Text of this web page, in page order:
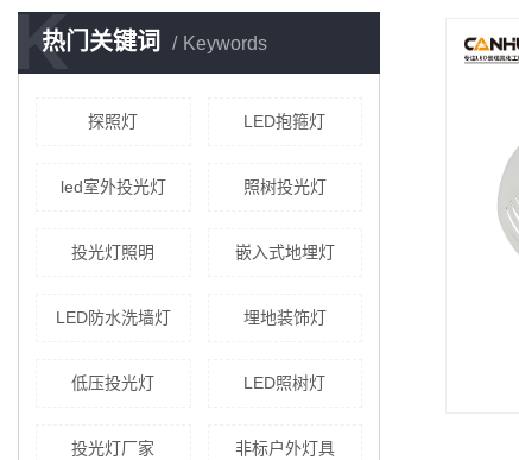
热门关键词 Keywords
K
探照灯 LED抱箍灯
led室外投光灯 照树投光灯
投光灯照明 嵌入式地埋灯
LED防水洗墙灯 埋地装饰灯
低压投光灯 LED照树灯
投光灯厂家 非标户外灯具